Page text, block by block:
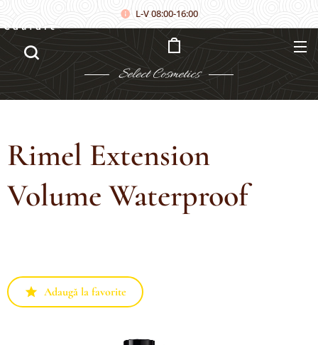
L-V 08:00-16:00
Select Cosmetics
Căutare
Rimel Extension
Volume Waterproof
Adaugă la favorite